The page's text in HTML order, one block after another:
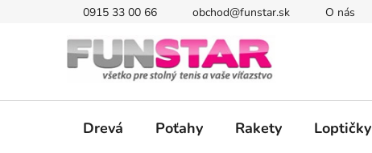
0915 33 00 66 obchod@funstar.sk O nás
Drevá Poťahy Rakety Loptičky